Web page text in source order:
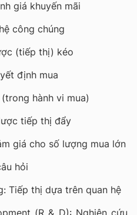
giá khuyến mãi
công chúng
(tiếp thị) kéo
định mua
(trong hành vi mua)
tiếp thị đẩy
giá cho số lượng mua lớn
hỏi
Tiếp thị dựa trên quan hệ